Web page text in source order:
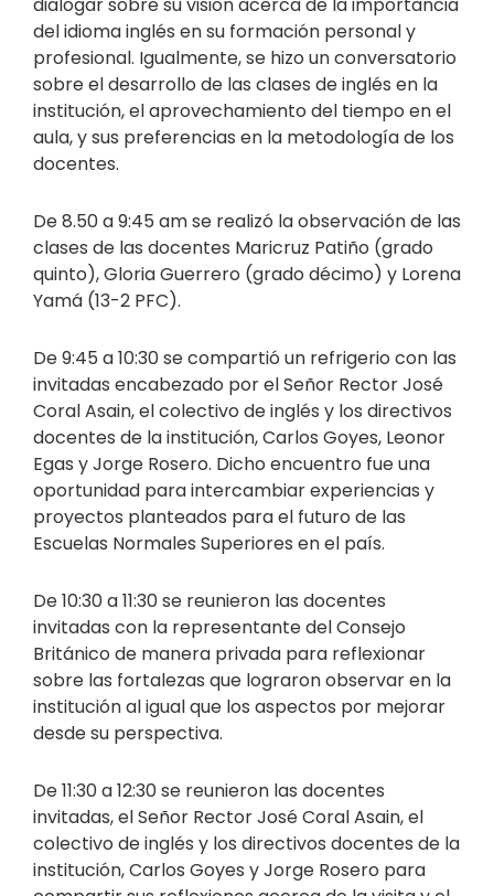
dialogar sobre su visión acerca de la importancia
del idioma inglés en su formación personal y
profesional. Igualmente, se hizo un conversatorio
sobre el desarrollo de las clases de inglés en la
institución, el aprovechamiento del tiempo en el
aula, y sus preferencias en la metodología de los
docentes.
De 8.50 a 9:45 am se realizó la observación de las
clases de las docentes Maricruz Patiño (grado
quinto), Gloria Guerrero (grado décimo) y Lorena
Yamá (13-2 PFC).
De 9:45 a 10:30 se compartió un refrigerio con las
invitadas encabezado por el Señor Rector José
Coral Asain, el colectivo de inglés y los directivos
docentes de la institución, Carlos Goyes, Leonor
Egas y Jorge Rosero. Dicho encuentro fue una
oportunidad para intercambiar experiencias y
proyectos planteados para el futuro de las
Escuelas Normales Superiores en el país.
De 10:30 a 11:30 se reunieron las docentes
invitadas con la representante del Consejo
Británico de manera privada para reflexionar
sobre las fortalezas que lograron observar en la
institución al igual que los aspectos por mejorar
desde su perspectiva.
De 11:30 a 12:30 se reunieron las docentes
invitadas, el Señor Rector José Coral Asain, el
colectivo de inglés y los directivos docentes de la
institución, Carlos Goyes y Jorge Rosero para